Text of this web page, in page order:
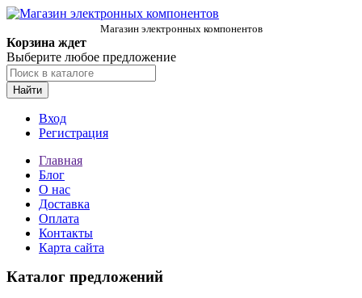
Магазин электронных компонентов
Корзина ждет
Выберите любое предложение
Найти
Вход
Регистрация
Главная
Блог
О нас
Доставка
Оплата
Контакты
Карта сайта
Каталог предложений